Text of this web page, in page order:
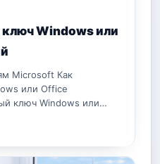
ключ Windows или
Microsoft Как
или Office
ключ Windows или…